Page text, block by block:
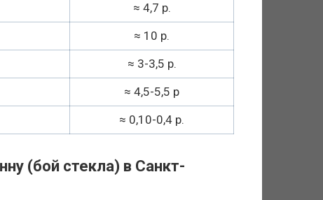
≈ 4,7 р.
≈ 10 р.
≈ 3-3,5 р.
≈ 4,5-5,5 р
≈ 0,10-0,4 р.
(бой стекла) в Санкт-